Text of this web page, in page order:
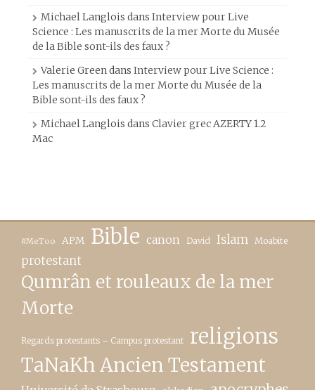
Michael Langlois dans Interview pour Live
Science : Les manuscrits de la mer Morte du Musée
de la Bible sont-ils des faux ?
Valerie Greendans Interview pour Live Science :
Les manuscrits de la mer Morte du Musée de la
Bible sont-ils des faux ?
Michael Langlois dans Clavier grec AZERTY 1.2
Mac
#MeToo APM Bible canon David Islam Moabite
protestant
Qumrân et rouleaux de la mer
Morte
Regards protestants – Campus protestant religions
TaNaKh Ancien Testament